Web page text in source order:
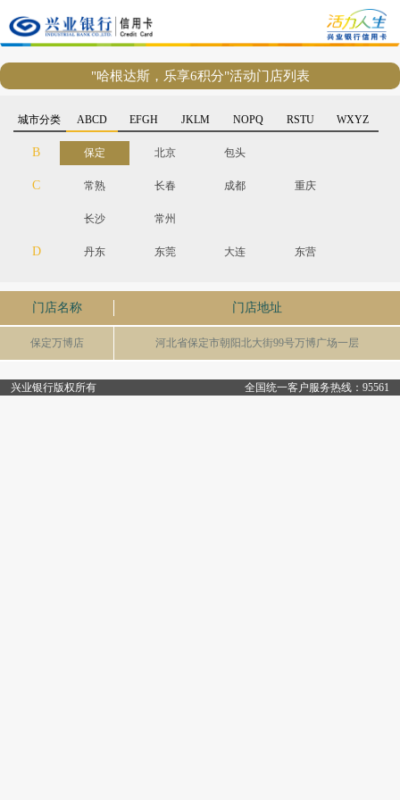
"哈根达斯，乐享6积分"活动门店列表
城市分类 ABCD EFGH JKLM NOPQ RSTU WXYZ
B 保定 北京 包头
C 常熟 长春 成都 重庆
长沙 常州
D 丹东 东莞 大连 东营
门店名称 门店地址
保定万博店 河北省保定市朝阳北大街99号万博广场一层
兴业银行版权所有 全国统一客户服务热线：95561